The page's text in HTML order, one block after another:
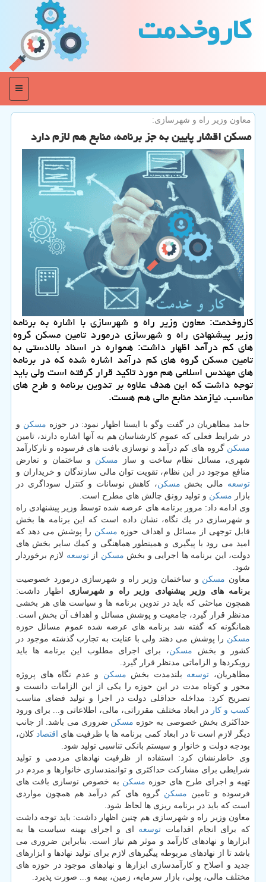
كاروخدمت
منو
معاون وزیر راه و شهرسازی:
مسكن اقشار پایین به جز برنامه، منابع هم لازم دارد
كاروخدمت: معاون وزیر راه و شهرسازی با اشاره به برنامه
وزیر پیشنهادی راه و شهرسازی درمورد تامین مسكن گروه
های كم درآمد اظهار داشت: همواره در اسناد بالادستی به
تامین مسكن گروه های كم درآمد اشاره شده كه در برنامه
های مهندس اسلامی هم مورد تاكید قرار گرفته است ولی باید
توجه داشت كه این هدف علاوه بر تدوین برنامه و طرح های
مناسب، نیازمند منابع مالی هم هست.
حامد مظاهریان در گفت وگو با ایسنا اظهار نمود: در حوزه مسكن و
در شرایط فعلی كه عموم كارشناسان هم به آنها اشاره دارند، تامین
مسكن گروه های كم درآمد و نوسازی بافت های فرسوده و ناركارآمد
شهری، مسائل نظام ساخت و ساز مسكن و ساختمان و تعارض
منافع موجود در این نظام، تقویت توان مالی سازندگان و خریداران و
توسعه مالی بخش مسكن، كاهش نوسانات و كنترل سوداگری در
بازار مسكن و تولید رونق چالش های مطرح است.
وی ادامه داد: مرور برنامه های عرضه شده توسط وزیر پیشنهادی راه
و شهرسازی در یك نگاه، نشان داده است كه این برنامه ها بخش
قابل توجهی از مسائل و اهداف حوزه مسكن را پوشش می دهد كه
امید می رود با پیگیری و همینطور هماهنگی و كمك سایر بخش های
دولت، این برنامه ها اجرایی و بخش مسكن ازتوسعه لازم برخوردار
شود.
معاون مسكن و ساختمان وزیر راه و شهرسازی درمورد خصوصیت
برنامه های وزیر پیشنهادی وزیر راه و شهرسازی اظهار داشت:
همچون مباحثی كه باید در تدوین برنامه ها و سیاست های هر بخشی
مدنظر قرار گیرد، جامعیت و پوشش مسائل و اهداف آن بخش است.
همانگونه كه گفته شد برنامه های عرضه شده عموم مسائل حوزه
مسكن را پوشش می دهند ولی با عنایت به تجارب گذشته موجود در
كشور و بخش مسكن، برای اجرای مطلوب این برنامه ها باید
رویكردها و الزاماتی مدنظر قرار گیرد.
مظاهریان، توسعه بلندمدت بخش مسكن و عدم نگاه های پروژه
محور و كوتاه مدت در این حوزه را یكی از این الزامات دانست و
تصریح كرد: مداخله حداقلی دولت در اجرا و تولید فضای مناسب
كسب و كار در ابعاد مختلف مقرراتی، مالی، اطلاعاتی و... برای ورود
حداكثری بخش خصوصی به حوزه مسكن ضروری می باشد. از جانب
دیگر لازم است تا در ابعاد كمی برنامه ها با ظرفیت های اقتصاد كلان،
بودجه دولت و خانوار و سیستم بانكی تناسبی تولید شود.
وی خاطرنشان كرد: استفاده از ظرفیت نهادهای مردمی و تولید
شرایطی برای مشاركت حداكثری و توانمندسازی خانوارها و مردم در
تهیه و اجرای طرح های حوزه مسكن به خصوص نوسازی بافت های
فرسوده و تامین مسكن گروه های كم درآمد هم همچون مواردی
است كه باید در برنامه ریزی ها لحاظ شود.
معاون وزیر راه و شهرسازی هم چنین اظهار داشت: باید توجه داشت
كه برای انجام اقدامات توسعه ای و اجرای بهینه سیاست ها به
ابزارها و نهادهای كارآمد و موثر هم نیاز است. بنابراین ضروری می
باشد تا از نهادهای مربوطه پیگیرهای لازم برای تولید نهادها و ابزارهای
جدید و اصلاح و كارآمدسازی ابزارها و نهادهای موجود در حوزه های
مختلف مالی، پولی، بازار سرمایه، زمین، بیمه و... صورت پذیرد.